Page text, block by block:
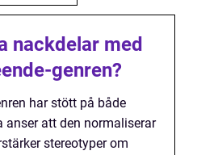
nackdelar med
genren?
har stött på både
anser att den normaliserar
stereotyper om